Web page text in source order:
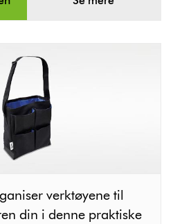
verktøyene til
din i denne praktiske